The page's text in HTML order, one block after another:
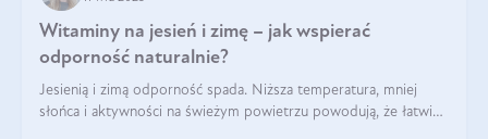
Witaminy na jesień i zimę – jak wspierać
odporność naturalnie?
Jesienią i zimą odporność spada. Niższa temperatura, mniej
słońca i aktywności na świeżym powietrzu powodują, że łatwiej